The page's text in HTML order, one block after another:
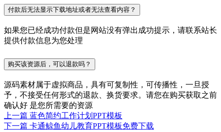
付款后无法显示下载地址或者无法查看内容？
如果您已经成功付款但是网站没有弹出成功提示，请联系站长
提供付款信息为您处理
购买该资源后，可以退款吗？
源码素材属于虚拟商品，具有可复制性，可传播性，一旦授
予，不接受任何形式的退款、换货要求。请您在购买获取之前
确认好 是您所需要的资源
上一篇 蓝色简约工作计划PPT模板
下一篇 卡通鲸鱼幼儿教育PPT模板免费下载